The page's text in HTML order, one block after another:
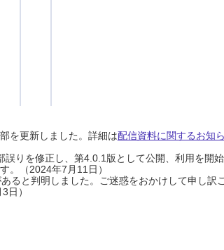
を更新しました。詳細は配信資料に関するお知
りを修正し、第4.0.1版として公開、利用を開
。（2024年7月11日）
ると判明しました。ご迷惑をおかけして申し訳
日）